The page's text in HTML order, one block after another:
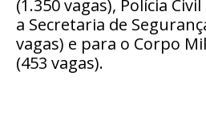
(1.350 vagas), Polícia
a Secretaria de
vagas) e para o Corpo
(453 vagas).